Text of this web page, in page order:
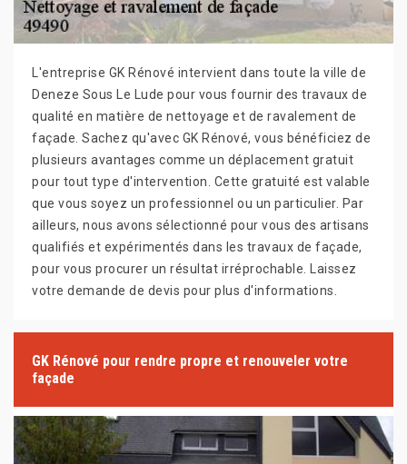
L'entreprise GK Rénové intervient dans toute la ville de
Deneze Sous Le Lude pour vous fournir des travaux de
qualité en matière de nettoyage et de ravalement de
façade. Sachez qu'avec GK Rénové, vous bénéficiez de
plusieurs avantages comme un déplacement gratuit
pour tout type d'intervention. Cette gratuité est valable
que vous soyez un professionnel ou un particulier. Par
ailleurs, nous avons sélectionné pour vous des artisans
qualifiés et expérimentés dans les travaux de façade,
pour vous procurer un résultat irréprochable. Laissez
votre demande de devis pour plus d'informations.
GK Rénové pour rendre propre et renouveler votre
façade